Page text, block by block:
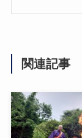
関連記事